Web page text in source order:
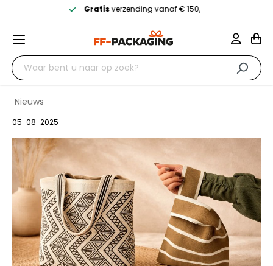
Gratisverzending vanaf € 150,-
Nieuws
05-08-2025